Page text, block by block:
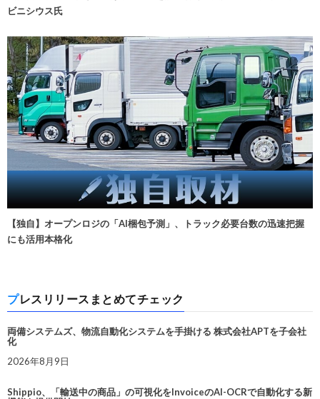
ビニシウス氏
【独自】オープンロジの「AI梱包予測」、トラック必要台数の迅速把握
にも活用本格化
プレスリリースまとめてチェック
両備システムズ、物流自動化システムを手掛ける 株式会社APTを子会社
化
2026年8月9日
Shippio、「輸送中の商品」の可視化をInvoiceのAI-OCRで自動化する新